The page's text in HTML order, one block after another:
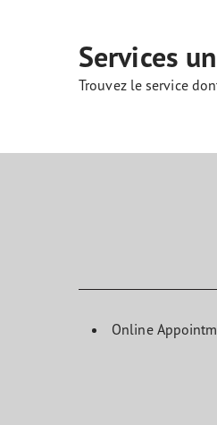
Services
Trouvez le service
Online